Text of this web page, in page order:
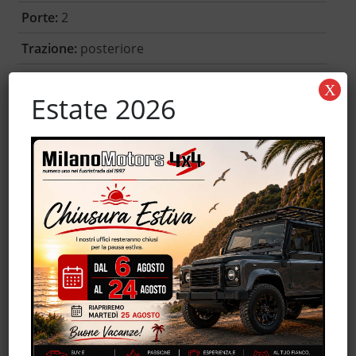
Porte: 2
Trazione: posteriore
Accessori
Airbag
Airbag Passeggero
Alzacristalli elettrici
Antifurto
Cerchi in lega
Chiusura centralizzata
Climatizzatore
Estate 2026
X